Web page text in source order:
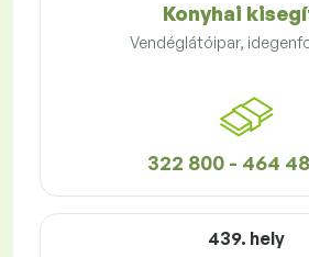
Konyhai
Vendéglátóipar,
322 800 - 464
439. hely